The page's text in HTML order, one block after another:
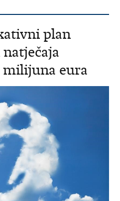
plan
milijuna eura